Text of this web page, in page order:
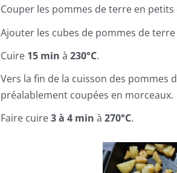
Couper les pommes de terre en petits
Ajouter les cubes de pommes de
Cuire 15 min à 230°C.
Vers la fin de la cuisson des pommes
préalablement coupées en morceaux.
Faire cuire3 à 4 min à 270°C.